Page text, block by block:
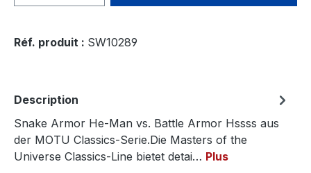
Réf. produit : SW10289
Description
Snake Armor He-Man vs. Battle Armor Hssss aus
der MOTU Classics-Serie.Die Masters of the
Universe Classics-Line bietet detai… Plus